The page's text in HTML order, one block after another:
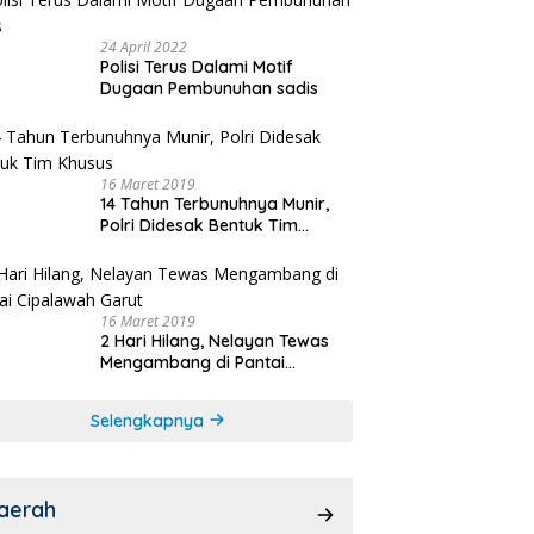
24 April 2022
Polisi Terus Dalami Motif
Dugaan Pembunuhan sadis
16 Maret 2019
14 Tahun Terbunuhnya Munir,
Polri Didesak Bentuk Tim
16 Maret 2019
2 Hari Hilang, Nelayan Tewas
Mengambang di Pantai
Selengkapnya